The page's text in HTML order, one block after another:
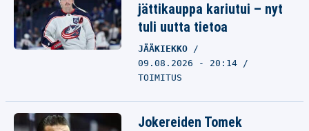
jättikauppa kariutui – nyt
tuli uutta tietoa
JÄÄKIEKKO
09.08.2026 - 20:14
TOIMITUS
Jokereiden Tomek